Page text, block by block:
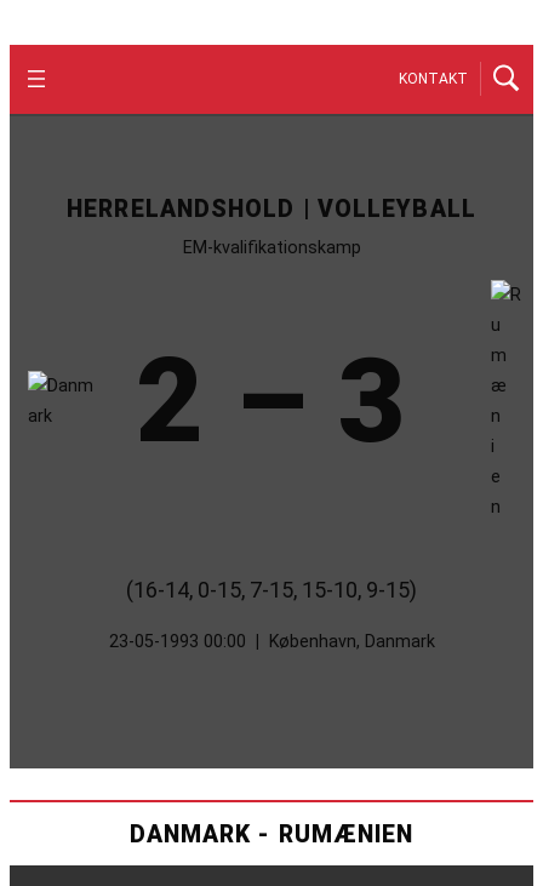
KONTAKT
HERRELANDSHOLD | VOLLEYBALL
EM-kvalifikationskamp
2 – 3
(16-14, 0-15, 7-15, 15-10, 9-15)
23-05-1993 00:00 København, Danmark
DANMARK - RUMÆNIEN